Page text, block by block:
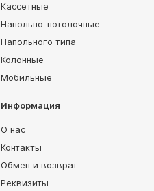
Кассетные
Напольно-потолочные
Напольного типа
Колонные
Мобильные
Информация
О нас
Контакты
Обмен и возврат
Реквизиты